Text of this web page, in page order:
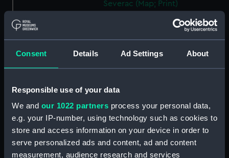
Consent Details Ad Settings About
Responsible use of your data
We and our 1022 partners process your personal data,
e.g. your IP-number, using technology such as cookies to
store and access information on your device in order to
serve personalized ads and content, ad and content
measurement, audience research and services
Severac (Map; Print)
No.56 Departement de
l'Aveiron, et du Gard: Districts
de Milhau, Vigan, St Affrique
l'Herault: Districts de Lodeve,
Bezier, St Pons (Map; Print)
No.58 Departement de l'Aude:
District de Narbonne (Map;
Print) (PBH8042(56))